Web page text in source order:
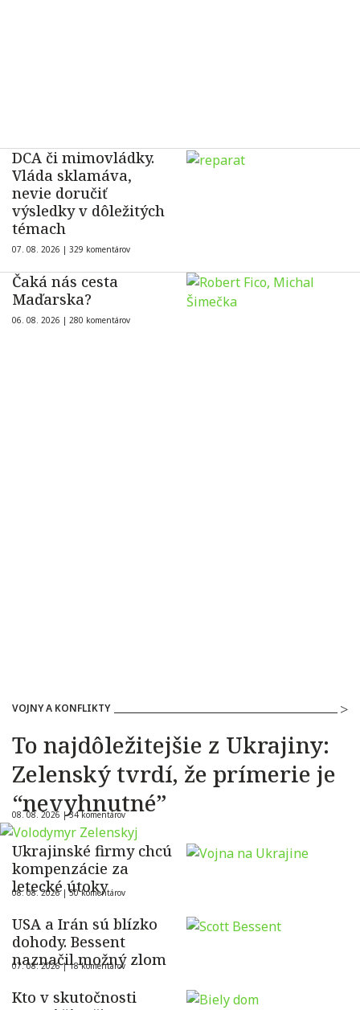
DCA či mimovládky.
Vláda sklamáva,
nevie doručiť
výsledky v dôležitých
témach
07. 08. 2026 | 329 komentárov
Čaká nás cesta
Maďarska?
06. 08. 2026 | 280 komentárov
VOJNY A KONFLIKTY
To najdôležitejšie z Ukrajiny:
Zelenský tvrdí, že prímerie je
“nevyhnutné”
08. 08. 2026 |34 komentárov
Ukrajinské firmy chcú
kompenzácie za
letecké útoky
08. 08. 2026 |50 komentárov
USA a Irán sú blízko
dohody. Bessent
naznačil možný zlom
07. 08. 2026 |18 komentárov
Kto v skutočnosti